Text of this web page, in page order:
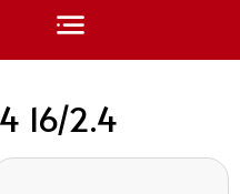
16/2.4